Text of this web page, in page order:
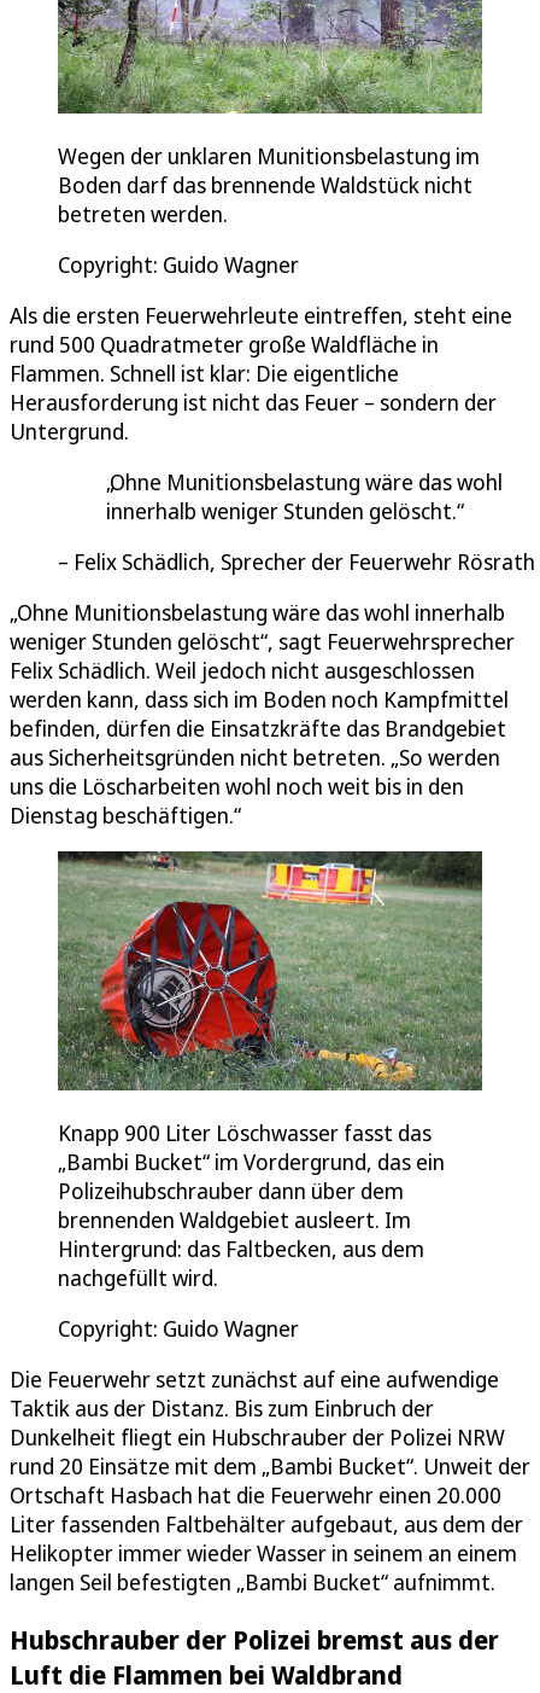
Wegen der unklaren Munitionsbelastung im
Boden darf das brennende Waldstück nicht
betreten werden.
Copyright: Guido Wagner
Als die ersten Feuerwehrleute eintreffen, steht eine
rund 500 Quadratmeter große Waldfläche in
Flammen. Schnell ist klar: Die eigentliche
Herausforderung ist nicht das Feuer – sondern der
Untergrund.
Ohne Munitionsbelastung wäre das wohl
innerhalb weniger Stunden gelöscht.
Felix Schädlich, Sprecher der Feuerwehr Rösrath
„Ohne Munitionsbelastung wäre das wohl innerhalb
weniger Stunden gelöscht“, sagt Feuerwehrsprecher
Felix Schädlich. Weil jedoch nicht ausgeschlossen
werden kann, dass sich im Boden noch Kampfmittel
befinden, dürfen die Einsatzkräfte das Brandgebiet
aus Sicherheitsgründen nicht betreten. „So werden
uns die Löscharbeiten wohl noch weit bis in den
Dienstag beschäftigen.“
Knapp 900 Liter Löschwasser fasst das
„Bambi Bucket“ im Vordergrund, das ein
Polizeihubschrauber dann über dem
brennenden Waldgebiet ausleert. Im
Hintergrund: das Faltbecken, aus dem
nachgefüllt wird.
Copyright: Guido Wagner
Die Feuerwehr setzt zunächst auf eine aufwendige
Taktik aus der Distanz. Bis zum Einbruch der
Dunkelheit fliegt ein Hubschrauber der Polizei NRW
rund 20 Einsätze mit dem „Bambi Bucket“. Unweit der
Ortschaft Hasbach hat die Feuerwehr einen 20.000
Liter fassenden Faltbehälter aufgebaut, aus dem der
Helikopter immer wieder Wasser in seinem an einem
langen Seil befestigten „Bambi Bucket“ aufnimmt.
Hubschrauber der Polizei bremst aus der
Luft die Flammen bei Waldbrand